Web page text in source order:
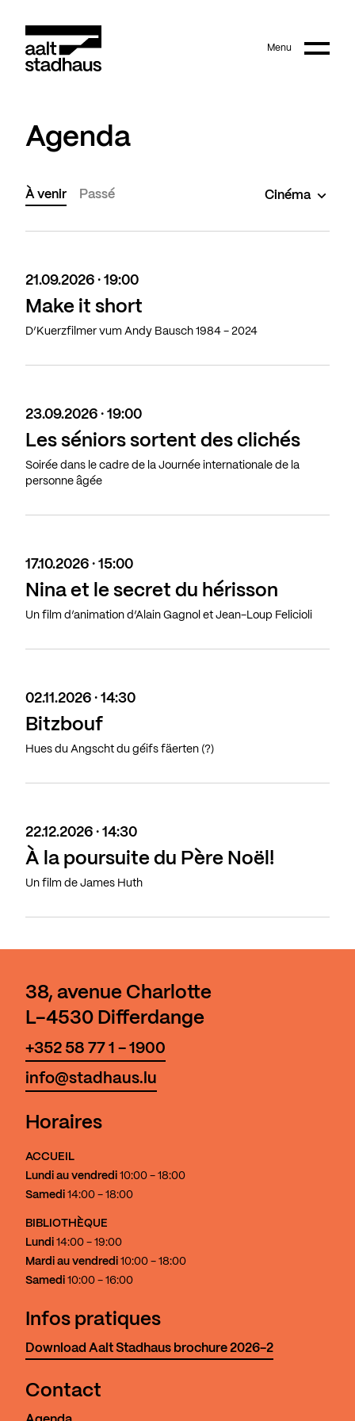
Main content Menu
Agenda
À venir Passé Cinéma
21.09.2026 · 19:00
Make it short
D’Kuerzfilmer vum Andy Bausch 1984 - 2024
23.09.2026 · 19:00
Les séniors sortent des clichés
Soirée dans le cadre de la Journée internationale de la
personne âgée
17.10.2026 · 15:00
Nina et le secret du hérisson
Un film d’animation d’Alain Gagnol et Jean-Loup Felicioli
02.11.2026 · 14:30
Bitzbouf
Hues du Angscht du géifs fäerten (?)
22.12.2026 · 14:30
À la poursuite du Père Noël!
Un film de James Huth
38, avenue Charlotte
L-4530 Differdange
+352 58 77 1 - 1900
info@stadhaus.lu
Horaires
ACCUEIL
Lundi au vendredi 10:00 - 18:00
Samedi 14:00 - 18:00
BIBLIOTHÈQUE
Lundi 14:00 - 19:00
Mardi au vendredi 10:00 - 18:00
Samedi 10:00 - 16:00
Infos pratiques
Download Aalt Stadhaus brochure 2026-2
Contact